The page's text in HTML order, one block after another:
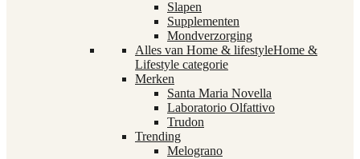
Slapen
Supplementen
Mondverzorging
Alles van Home & lifestyleHome &
Lifestyle categorie
Merken
Santa Maria Novella
Laboratorio Olfattivo
Trudon
Trending
Melograno